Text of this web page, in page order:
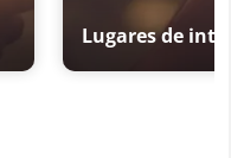
Lugares de